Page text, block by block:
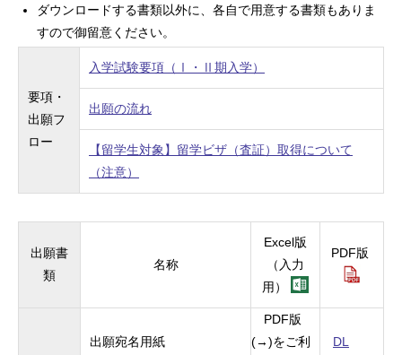
ダウンロードする書類以外に、各自で用意する書類もありま
すので御留意ください。
要項・
出願フ
ロー
入学試験要項（Ⅰ・Ⅱ期入学）
出願の流れ
【留学生対象】留学ビザ（査証）取得について
（注意）
出願書
類
名称
Excel版
（入力
用）
PDF版
出願宛名用紙
PDF版
(→)をご利
DL